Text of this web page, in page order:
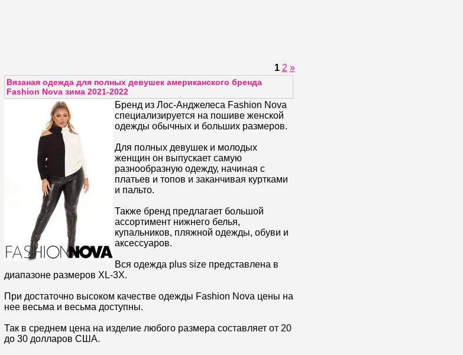
1 2 »
Вязаная одежда для полных девушек американского бренда
Fashion Nova зима 2021-2022
Бренд из Лос-Анджелеса Fashion Nova
специализируется на пошиве женской
одежды обычных и больших размеров.
Для полных девушек и молодых
женщин он выпускает самую
разнообразную одежду, начиная с
платьев и топов и заканчивая куртками
и пальто.
Также бренд предлагает большой
ассортимент нижнего белья,
купальников, пляжной одежды, обуви и
аксессуаров.
Вся одежда plus size представлена в
диапазоне размеров XL-3X.
При достаточно высоком качестве одежды Fashion Nova цены на
нее весьма и весьма доступны.
Так в среднем цена на изделие любого размера составляет от 20
до 30 долларов США.